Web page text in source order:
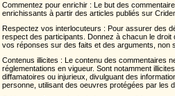
Commentez pour enrichir : Le but des
enrichissants à partir des articles publiés sur
Respectez vos interlocuteurs : Pour assurer des
respect des participants. Donnez à chacun le
vos réponses sur des faits et des arguments, non
Contenus illicites : Le contenu des commentaires
réglementations en vigueur. Sont notamment
diffamatoires ou injurieux, divulguant des
personne, utilisant des oeuvres protégées par les